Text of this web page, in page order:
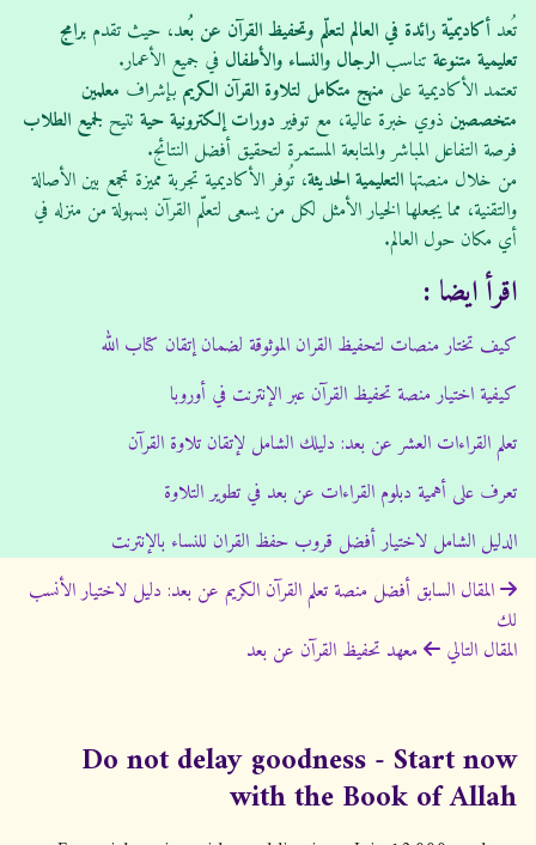
تُعد أكاديميّة رائدة في العالم لتعلّم وتحفيظ القرآن عن بُعد، حيث تقدم برامج
تعليمية متنوعة تناسب الرجال والنساء والأطفال في جميع الأعمار.
تعتمد الأكاديمية على منهج متكامل لتلاوة القرآن الكريم بإشراف معلمين
متخصصين ذوي خبرة عالية، مع توفيردورات إلكترونية حية تتيح لجميع الطلاب
فرصة التفاعل المباشر والمتابعة المستمرة لتحقيق أفضل النتائج.
من خلال منصتهاالتعليمية الحديثة، تُوفر الأكاديمية تجربة مميزة تجمع بين الأصالة
والتقنية، مما يجعلها الخيار الأمثل لكل من يسعى لتعلّم القرآن بسهولة من منزله في
أي مكان حول العالم.
اقرأ ايضا :
كيف تختار منصات لتحفيظ القران الموثوقة لضمان إتقان كتاب الله
كيفية اختيار منصة تحفيظ القرآن عبر الإنترنت في أوروبا
تعلم القراءات العشر عن بعد: دليلك الشامل لإتقان تلاوة القرآن
تعرف على أهمية دبلوم القراءات عن بعد في تطوير التلاوة
الدليل الشامل لاختيار أفضل قروب حفظ القران للنساء بالإنترنت
ت
ص
فّ
ا
ل
م
المقال السابق أفضل منصة تعلم القرآن الكريم عن بعد: دليل لاختيار الأنسب
لك
المقال التالي
معهد تحفيظ القرآن عن بعد
Do not delay goodness - Start now
with the Book of Allah